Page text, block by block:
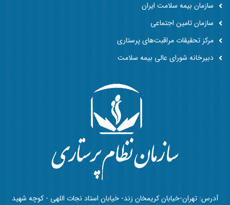
آدرس: تهران-خیابان کریمخان زند- خیابان استاد نجات اللهی - کوچه شهید
سازمان بیمه سلامت ایران
سازمان تامین اجتماعی
مرکز تحقیقات مراقبت‌های پرستاری
دبیرخانه شورای عالی بیمه سلامت